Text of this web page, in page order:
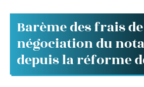
Barème des frais de
négociation du
depuis la réforme